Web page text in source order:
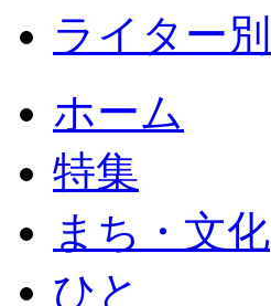
ライター別
ホーム
特集
まち・文化
ひと